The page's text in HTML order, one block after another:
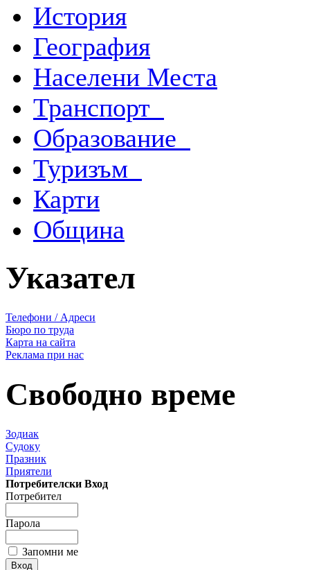
История
География
Населени Места
Транспорт
Образование
Туризъм
Карти
Община
Указател
Телефони / Адреси
Бюро по труда
Карта на сайта
Реклама при нас
Свободно време
Зодиак
Судоку
Празник
Приятели
Потребителски Вход
Потребител
Парола
Запомни ме